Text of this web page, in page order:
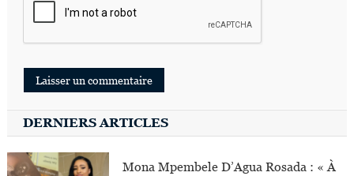
DERNIERS ARTICLES
Mona Mpembele D’Agua Rosada : « À